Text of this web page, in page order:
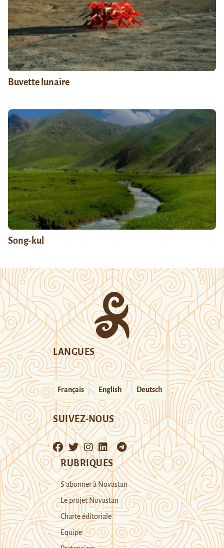
Buvette lunaire
Song-kul
LANGUES
Français English Deutsch
SUIVEZ-NOUS
RUBRIQUES
S’abonner à Novastan
Le projet Novastan
Charte éditoriale
Equipe